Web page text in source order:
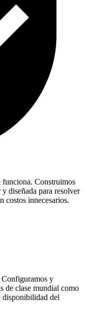
funciona. Construimos
diseñada para resolver
costos innecesarios.
y
de clase mundial como
disponibilidad del